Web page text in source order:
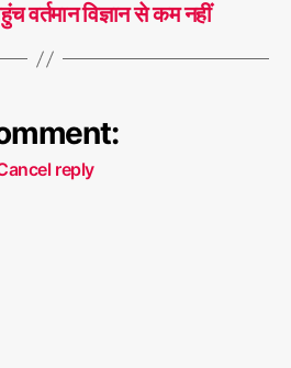
वर्तमान विज्ञान से कम नहीं
reply